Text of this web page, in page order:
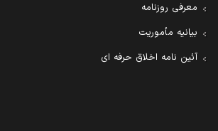
معرفی روزنامه
بیانیه مأموریت
آئین نامه اخلاق حرفه ای